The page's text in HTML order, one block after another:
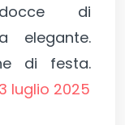
di
elegante.
di festa.
luglio 2025